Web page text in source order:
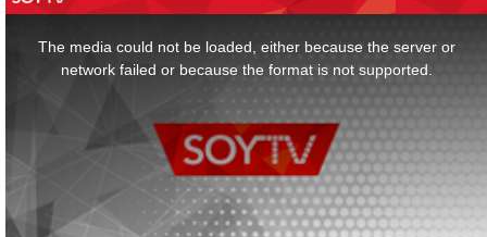
The media could not be loaded, either because the server or
network failed or because the format is not supported.